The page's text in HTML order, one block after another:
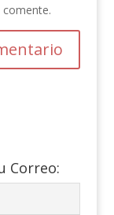
Correo: